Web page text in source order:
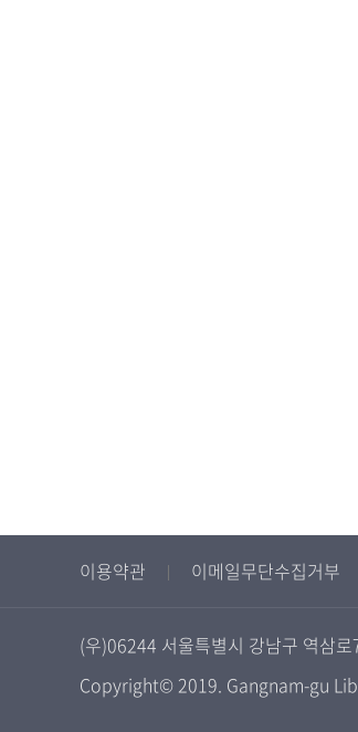
이용약관 이메일무단수집거부
(우)06244 서울특별시 강남구 역삼
Copyright© 2019. Gangnam-gu